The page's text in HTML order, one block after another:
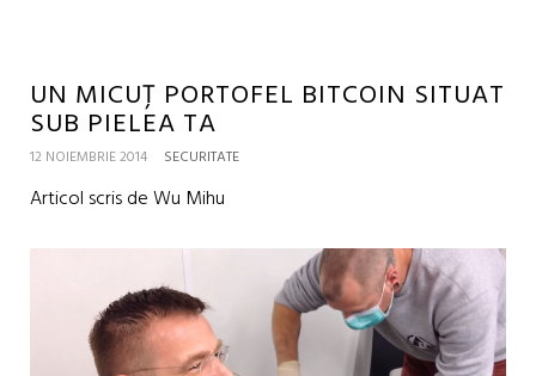
UN MICUȚ PORTOFEL BITCOIN SITUAT
SUB PIELEA TA
12 NOIEMBRIE 2014 SECURITATE
Articol scris de Wu Mihu